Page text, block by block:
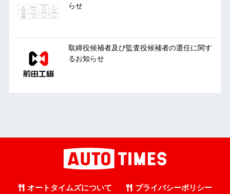
らせ
取締役候補者及び監査役候補者の選任に関す
るお知らせ
オートタイムズについて
プライバシーポリシー